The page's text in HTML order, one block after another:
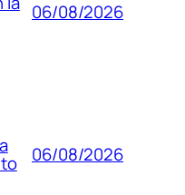
06/08/2026
06/08/2026